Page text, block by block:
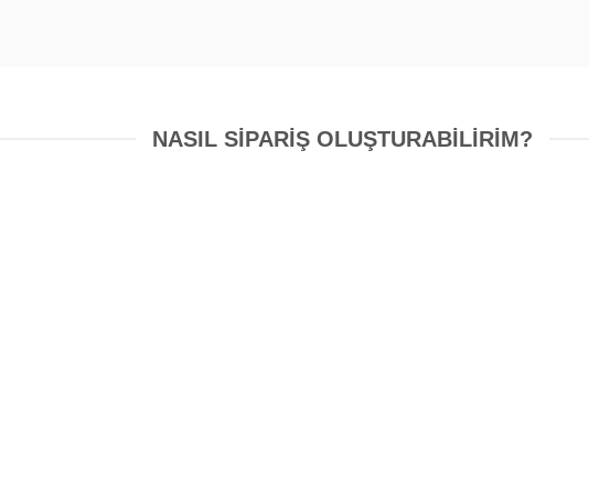
NASIL SIPARIŞ OLUŞTURABILIRIM?